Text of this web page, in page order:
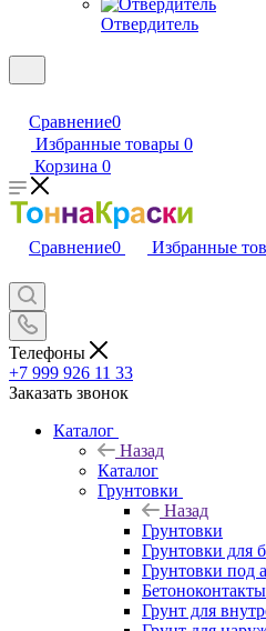
Отвердитель
Сравнение0
Избранные товары 0
Корзина 0
Сравнение0 Избранные
Телефоны
+7 999 926 11 33
Заказать звонок
Каталог
Назад
Каталог
Грунтовки
Назад
Грунтовки
Грунтовки для
Грунтовки под
Бетоноконтакты
Грунт для